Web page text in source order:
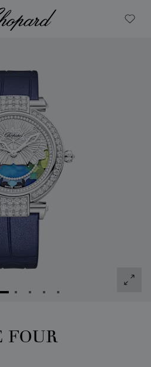
Chopard
My
灯片 1
转到幻灯片 2
转到幻灯片 3
转到幻灯片 4
转到幻灯片 5